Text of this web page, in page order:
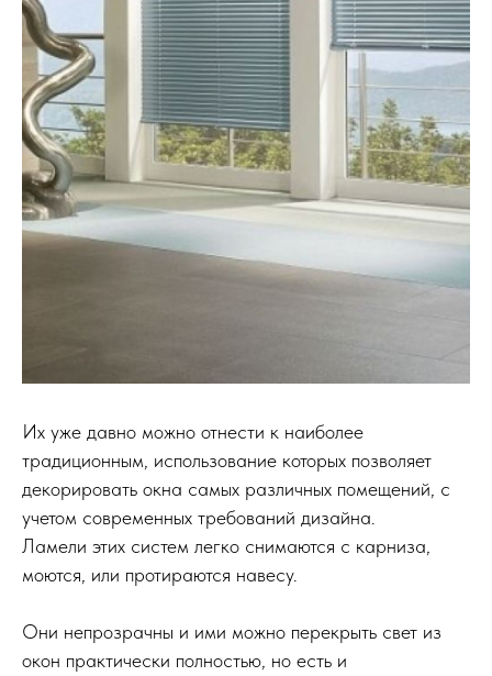
Их уже давно можно отнести к наиболее
традиционным, использование которых позволяет
декорировать окна самых различных помещений, с
учетом современных требований дизайна.
Ламели этих систем легко снимаются с карниза,
моются, или протираются навесу.
Они непрозрачны и ими можно перекрыть свет из
окон практически полностью, но есть и